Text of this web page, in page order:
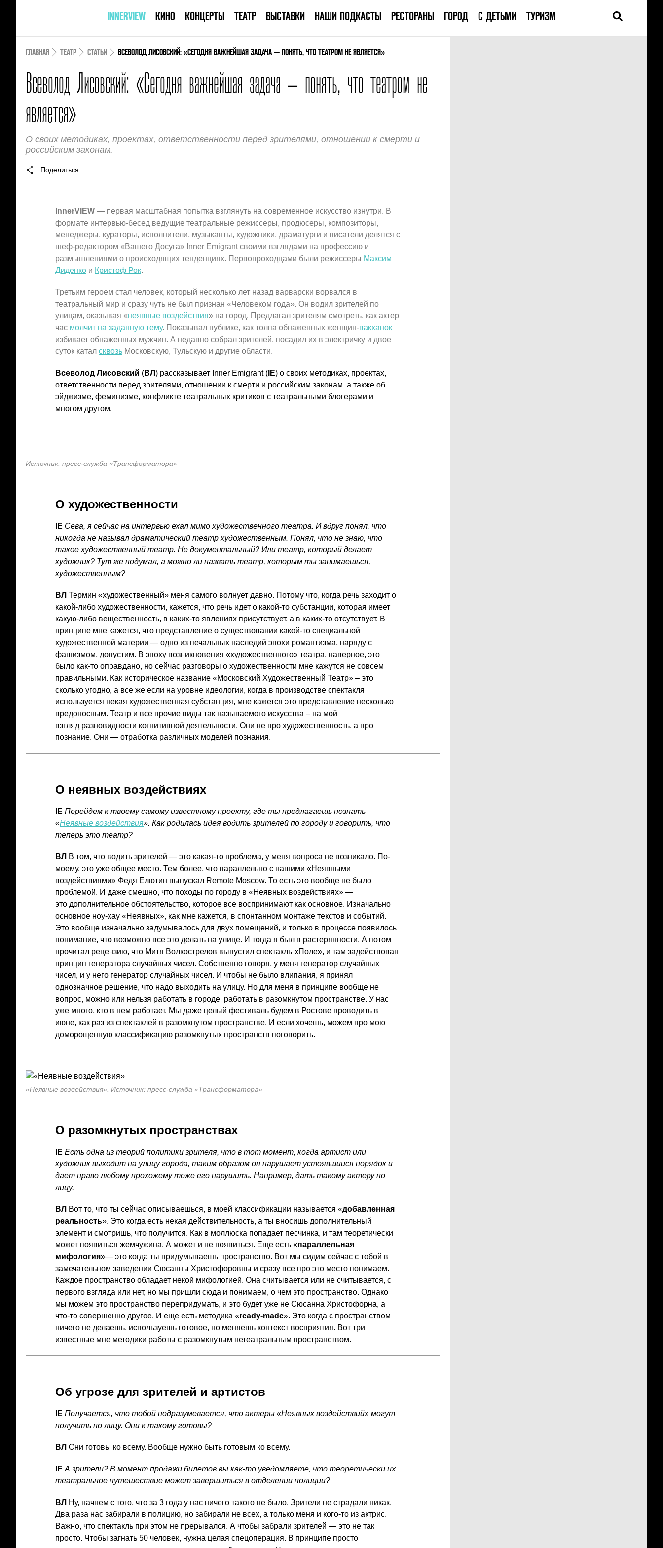
INNERVIEW КИНО КОНЦЕРТЫ ТЕАТР ВЫСТАВКИ НАШИ ПОДКАСТЫ РЕСТОРАНЫ ГОРОД С ДЕТЬМИ ТУРИЗМ
ГЛАВНАЯ ТЕАТР СТАТЬИ ВСЕВОЛОД ЛИСОВСКИЙ: «СЕГОДНЯ ВАЖНЕЙШАЯ ЗАДАЧА — ПОНЯТЬ, ЧТО ТЕАТРОМ НЕ ЯВЛЯЕТСЯ»
Всеволод Лисовский: «Сегодня важнейшая задача — понять, что театром не
является»
О своих методиках, проектах, ответственности перед зрителями, отношении к смерти и
российским законам.
Поделиться
InnerVIEW — первая масштабная попытка взглянуть на современное искусство изнутри. В
формате интервью-бесед ведущие театральные режиссеры, продюсеры, композиторы,
менеджеры, кураторы, исполнители, музыканты, художники, драматурги и писатели делятся с
шеф-редактором «Вашего Досуга» Inner Emigrant своими взглядами на профессию и
размышлениями о происходящих тенденциях. Первопроходцами были режиссеры Максим
Диденко и Кристоф Рок.
Третьим героем стал человек, который несколько лет назад варварски ворвался в
театральный мир и сразу чуть не был признан «Человеком года». Он водил зрителей по
улицам, оказывая «неявные воздействия» на город. Предлагал зрителям смотреть, как актер
час молчит на заданную тему. Показывал публике, как толпа обнаженных женщин-вакханок
избивает обнаженных мужчин. А недавно собрал зрителей, посадил их в электричку и двое
суток катал сквозь Московскую, Тульскую и другие области.
Всеволод Лисовский (ВЛ) рассказывает Inner Emigrant ( IE) о своих методиках, проектах,
ответственности перед зрителями, отношении к смерти и российским законам, а также об
эйджизме, феминизме, конфликте театральных критиков с театральными блогерами и
многом другом.
Источник: пресс-служба «Трансформатора»
О художественности
IE Сева, я сейчас на интервью ехал мимо художественного театра. И вдруг понял, что
никогда не называл драматический театр художественным. Понял, что не знаю, что
такое художественный театр. Не документальный? Или театр, который делает
художник? Тут же подумал, а можно ли назвать театр, которым ты занимаешься,
художественным?
ВЛ Термин «художественный» меня самого волнует давно. Потому что, когда речь заходит о
какой-либо художественности, кажется, что речь идет о какой-то субстанции, которая имеет
какую-либо вещественность, в каких-то явлениях присутствует, а в каких-то отсутствует. В
принципе мне кажется, что представление о существовании какой-то специальной
художественной материи — одно из печальных наследий эпохи романтизма, наряду с
фашизмом, допустим. В эпоху возникновения «художественного» театра, наверное, это
было как-то оправдано, но сейчас разговоры о художественности мне кажутся не совсем
правильными. Как историческое название «Московский Художественный Театр» – это
сколько угодно, а все же если на уровне идеологии, когда в производстве спектакля
используется некая художественная субстанция, мне кажется это представление несколько
вредоносным. Театр и все прочие виды так называемого искусства – на мой
взгляд разновидности когнитивной деятельности. Они не про художественность, а про
познание. Они — отработка различных моделей познания.
О неявных воздействиях
IE Перейдем к твоему самому известному проекту, где ты предлагаешь познать
«Неявные воздействия». Как родилась идея водить зрителей по городу и говорить, что
теперь это театр?
ВЛ В том, что водить зрителей — это какая-то проблема, у меня вопроса не возникало. По-
моему, это уже общее место. Тем более, что параллельно с нашими «Неявными
воздействиями» Федя Елютин выпускал Remote Moscow. То есть это вообще не было
проблемой. И даже смешно, что походы по городу в «Неявных воздействиях» —
это дополнительное обстоятельство, которое все воспринимают как основное. Изначально
основное ноу-хау «Неявных», как мне кажется, в спонтанном монтаже текстов и событий.
Это вообще изначально задумывалось для двух помещений, и только в процессе появилось
понимание, что возможно все это делать на улице. И тогда я был в растерянности. А потом
прочитал рецензию, что Митя Волкострелов выпустил спектакль «Поле», и там задействован
принцип генератора случайных чисел. Собственно говоря, у меня генератор случайных
чисел, и у него генератор случайных чисел. И чтобы не было влипания, я принял
однозначное решение, что надо выходить на улицу. Но для меня в принципе вообще не
вопрос, можно или нельзя работать в городе, работать в разомкнутом пространстве. У нас
уже много, кто в нем работает. Мы даже целый фестиваль будем в Ростове проводить в
июне, как раз из спектаклей в разомкнутом пространстве. И если хочешь, можем про мою
доморощенную классификацию разомкнутых пространств поговорить.
«Неявные воздействия». Источник: пресс-служба «Трансформатора»
О разомкнутых пространствах
IE Есть одна из теорий политики зрителя, что в тот момент, когда артист или
художник выходит на улицу города, таким образом он нарушает устоявшийся порядок и
дает право любому прохожему тоже его нарушить. Например, дать такому актеру по
лицу.
ВЛ Вот то, что ты сейчас описываешься, в моей классификации называется «добавленная
реальность». Это когда есть некая действительность, а ты вносишь дополнительный
элемент и смотришь, что получится. Как в моллюска попадает песчинка, и там теоретически
может появиться жемчужина. А может и не появиться. Еще есть «параллельная
мифология»— это когда ты придумываешь пространство. Вот мы сидим сейчас с тобой в
замечательном заведении Сюсанны Христофоровны и сразу все про это место понимаем.
Каждое пространство обладает некой мифологией. Она считывается или не считывается, с
первого взгляда или нет, но мы пришли сюда и понимаем, о чем это пространство. Однако
мы можем это пространство перепридумать, и это будет уже не Сюсанна Христофорна, а
что-то совершенно другое. И еще есть методика «ready-made». Это когда с пространством
ничего не делаешь, используешь готовое, но меняешь контекст восприятия. Вот три
известные мне методики работы с разомкнутым нетеатральным пространством.
Об угрозе для зрителей и артистов
IE Получается, что тобой подразумевается, что актеры «Неявных воздействий» могут
получить по лицу. Они к такому готовы?
ВЛ Они готовы ко всему. Вообще нужно быть готовым ко всему.
IE А зрители? В момент продажи билетов вы как-то уведомляете, что теоретически их
театральное путешествие может завершиться в отделении полиции?
ВЛ Ну, начнем с того, что за 3 года у нас ничего такого не было. Зрители не страдали никак.
Два раза нас забирали в полицию, но забирали не всех, а только меня и кого-то из актрис.
Важно, что спектакль при этом не прерывался. А чтобы забрали зрителей — это не так
просто. Чтобы загнать 50 человек, нужна целая спецоперация. В принципе просто